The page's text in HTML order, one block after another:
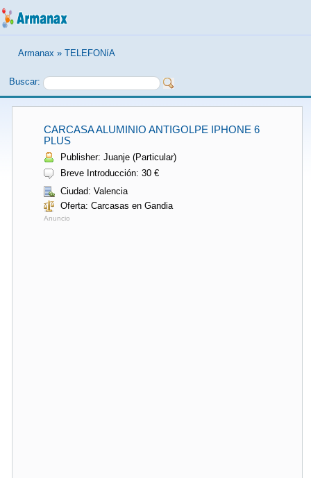
Armanax » TELEFONíA
Buscar:
CARCASA ALUMINIO ANTIGOLPE IPHONE 6
PLUS
Publisher: Juanje (Particular)
Breve Introducción: 30 €
Ciudad: Valencia
Oferta: Carcasas en Gandia
Anuncio